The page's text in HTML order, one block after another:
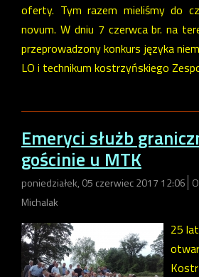
oferty. Tym razem mieliśmy do
novum. W dniu 7 czerwca br. na
przeprowadzony konkurs języka
LO i technikum kostrzyńskiego
Emeryci służb
gościnie u MTK
poniedziałek, 05 czerwiec 2017 12:06
Michalak
25